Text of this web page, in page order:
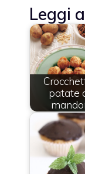
Leggi
patate